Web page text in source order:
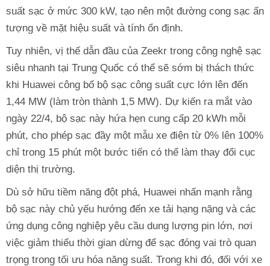
suất sạc ở mức 300 kW, tạo nên một đường cong sạc ấn
tượng về mặt hiệu suất và tính ổn định.
Tuy nhiên, vị thế dẫn đầu của Zeekr trong công nghệ sạc
siêu nhanh tại Trung Quốc có thể sẽ sớm bị thách thức
khi Huawei công bố bộ sạc công suất cực lớn lên đến
1,44 MW (làm tròn thành 1,5 MW). Dự kiến ra mắt vào
ngày 22/4, bộ sạc này hứa hẹn cung cấp 20 kWh mỗi
phút, cho phép sạc đầy một mẫu xe điện từ 0% lên 100%
chỉ trong 15 phút một bước tiến có thể làm thay đổi cục
diện thị trường.
Dù sở hữu tiềm năng đột phá, Huawei nhấn mạnh rằng
bộ sạc này chủ yếu hướng đến xe tải hạng nặng và các
ứng dụng công nghiệp yêu cầu dung lượng pin lớn, nơi
việc giảm thiểu thời gian dừng để sạc đóng vai trò quan
trọng trong tối ưu hóa năng suất. Trong khi đó, đối với xe